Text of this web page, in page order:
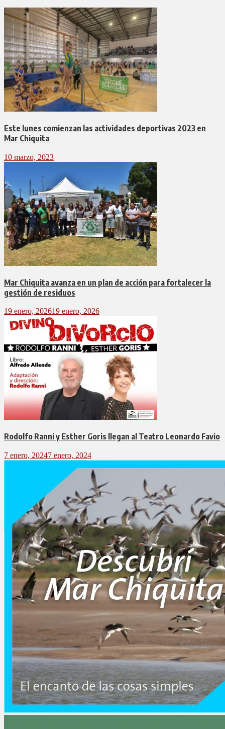
Este lunes comienzan las actividades deportivas 2023 en
Mar Chiquita
10 marzo, 2023
Mar Chiquita avanza en un plan de acción para fortalecer la
gestión de residuos
19 enero, 202619 enero, 2026
Rodolfo Ranni y Esther Goris llegan al Teatro Leonardo Favio
7 enero, 20247 enero, 2024